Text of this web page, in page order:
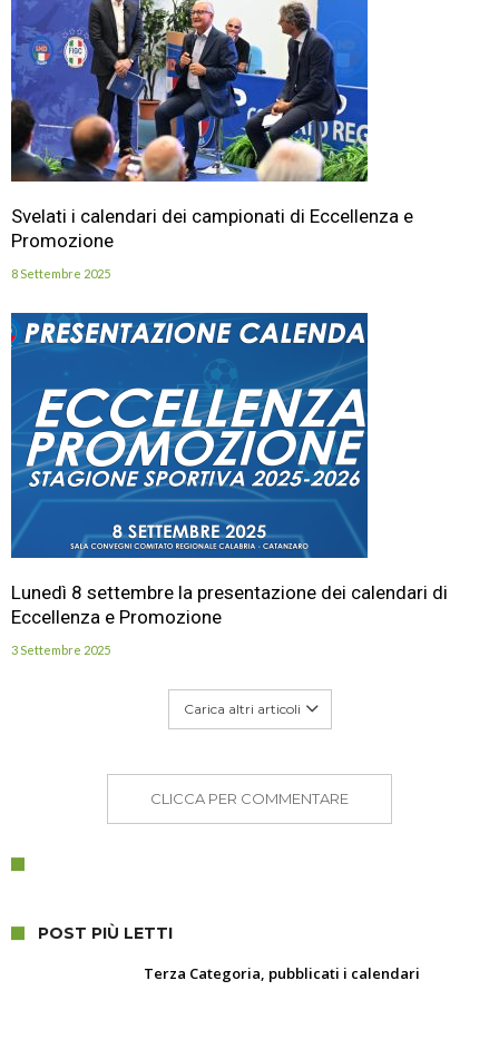
Svelati i calendari dei campionati di Eccellenza e
Promozione
8 Settembre 2025
Lunedì 8 settembre la presentazione dei calendari di
Eccellenza e Promozione
3 Settembre 2025
Carica altri articoli
CLICCA PER COMMENTARE
POST PIÙ LETTI
Terza Categoria, pubblicati i calendari